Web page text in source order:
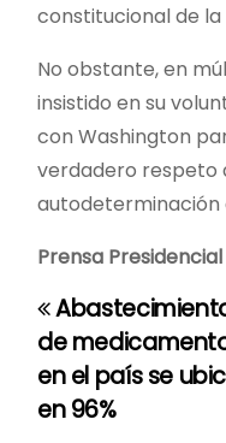
constitucional de la
No obstante, en
insistido en su
con Washington
verdadero respeto
autodeterminación
Prensa
N
a
v
de
en el país se
en 96%